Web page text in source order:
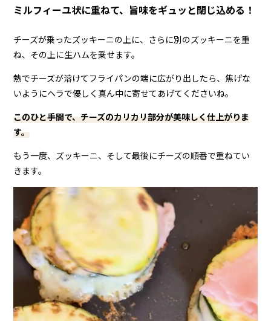
ミルフィーユ状に重ねて、旨味をギュッと閉じ込める！
チーズが乗ったズッキーニの上に、さらに別のズッキーニを重
ね、その上に生ハムを乗せます。
熱でチーズが溶けてフライパンの端に広がり出したら、焦げな
いようにヘラで優しく真ん中に寄せてあげてくださいね。
このひと手間で、チーズのカリカリ部分が美味しく仕上がりま
す。
もう一度、ズッキーニ、そして最後にチーズの順番で重ねてい
きます。